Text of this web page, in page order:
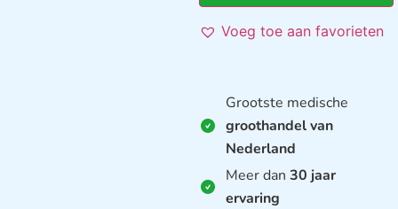
Voeg toe aan favorieten
Grootste medische
groothandel van
Nederland
Meer dan 30 jaar
ervaring